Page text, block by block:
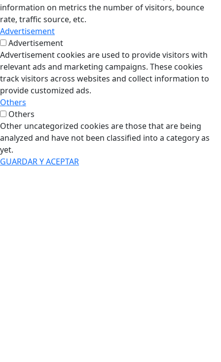
information on metrics the number of visitors, bounce
rate, traffic source, etc.
Advertisement
Advertisement
Advertisement cookies are used to provide visitors with
relevant ads and marketing campaigns. These cookies
track visitors across websites and collect information to
provide customized ads.
Others
Others
Other uncategorized cookies are those that are being
analyzed and have not been classified into a category as
yet.
GUARDAR Y ACEPTAR